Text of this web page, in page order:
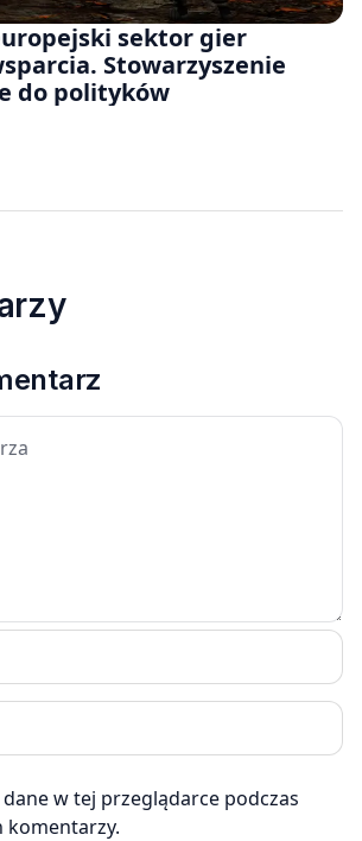
sektor gier
Stowarzyszenie
do polityków
w tej przeglądarce podczas
komentarzy.